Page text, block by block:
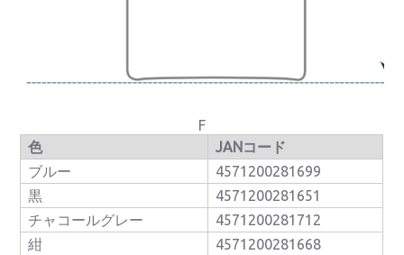
F
色
JANコード
ブルー
4571200281699
黒
4571200281651
チャコールグレー
4571200281712
紺
4571200281668